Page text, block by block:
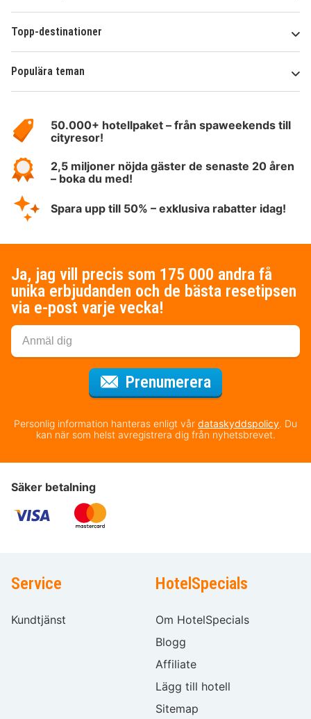
Topp-destinationer
Populära teman
HotelSpecials50.000+ hotellpaket – från spaweekends till
cityresor!
2,5 miljoner nöjda gäster de senaste 20 åren
– boka du med!
Spara upp till 50% – exklusiva rabatter idag!
Ja, jag vill precis som 175 000 andra få
unika erbjudanden och de bästa resetipsen
via e-post varje vecka!
Prenumerera
Personlig information hanteras enligt vår dataskyddspolicy. Du
kan när som helst avregistrera dig från nyhetsbrevet.
Säker betalning
Service
Kundtjänst
HotelSpecials
Om HotelSpecials
Blogg
Affiliate
Lägg till hotell
Sitemap